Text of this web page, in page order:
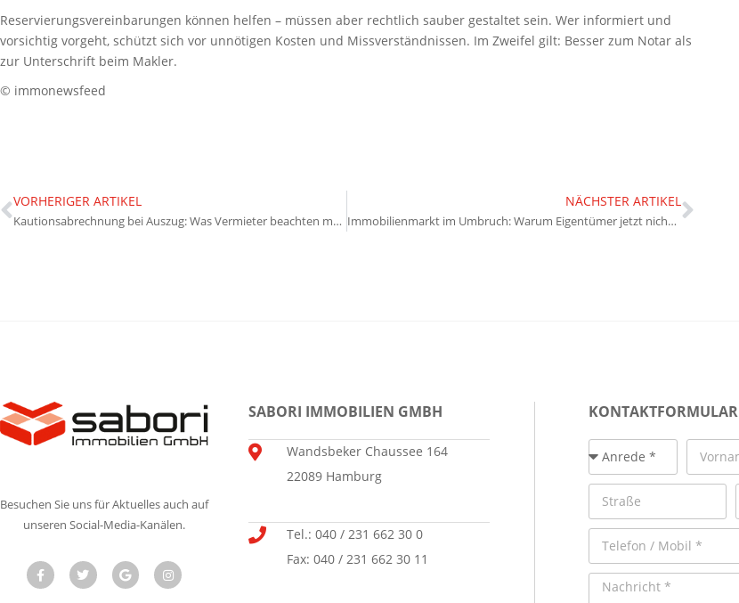
Reservierungsvereinbarungen können helfen – müssen aber rechtlich sauber gestaltet sein. Wer informiert und
vorsichtig vorgeht, schützt sich vor unnötigen Kosten und Missverständnissen. Im Zweifel gilt: Besser zum Notar als
zur Unterschrift beim Makler.
© immonewsfeed
VORHERIGER ARTIKEL
Kautionsabrechnung bei Auszug: Was Vermieter beachten müssen
NÄCHSTER ARTIKEL
Immobilienmarkt im Umbruch: Warum Eigentümer jetzt nicht zögern sollten
Besuchen Sie uns für Aktuelles auch auf
unseren Social-Media-Kanälen.
SABORI IMMOBILIEN GMBH
Wandsbeker Chaussee 164
22089 Hamburg
Tel.: 040 / 231 662 30 0
Fax: 040 / 231 662 30 11
KONTAKTFORMULAR